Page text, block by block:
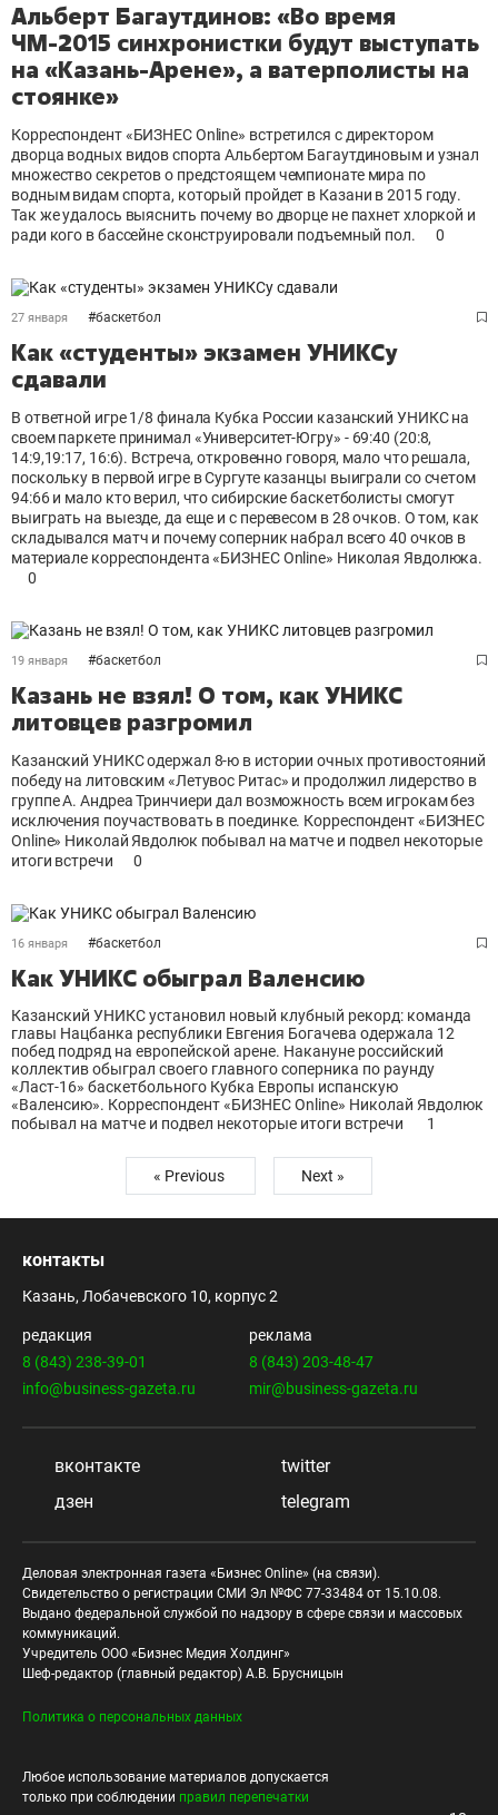
Альберт Багаутдинов: «Во время
ЧМ-2015 синхронистки будут выступать
на «Казань-Арене», а ватерполисты на
стоянке»
Корреспондент «БИЗНЕС Online» встретился с директором
дворца водных видов спорта Альбертом Багаутдиновым и узнал
множество секретов о предстоящем чемпионате мира по
водным видам спорта, который пройдет в Казани в 2015 году.
Так же удалось выяснить почему во дворце не пахнет хлоркой и
ради кого в бассейне сконструировали подъемный пол.
0
27 января #баскетбол
Как «студенты» экзамен УНИКСу
сдавали
В ответной игре 1/8 финала Кубка России казанский УНИКС на
своем паркете принимал «Университет-Югру» - 69:40 (20:8,
14:9,19:17, 16:6). Встреча, откровенно говоря, мало что решала,
поскольку в первой игре в Сургуте казанцы выиграли со счетом
94:66 и мало кто верил, что сибирские баскетболисты смогут
выиграть на выезде, да еще и с перевесом в 28 очков. О том, как
складывался матч и почему соперник набрал всего 40 очков в
материале корреспондента «БИЗНЕС Online» Николая Явдолюка.
0
19 января #баскетбол
Казань не взял! О том, как УНИКС
литовцев разгромил
Казанский УНИКС одержал 8-ю в истории очных противостояний
победу на литовским «Летувос Ритас» и продолжил лидерство в
группе А. Андреа Тринчиери дал возможность всем игрокам без
исключения поучаствовать в поединке. Корреспондент «БИЗНЕС
Online» Николай Явдолюк побывал на матче и подвел некоторые
итоги встречи
0
16 января #баскетбол
Как УНИКС обыграл Валенсию
Казанский УНИКС установил новый клубный рекорд: команда
главы Нацбанка республики Евгения Богачева одержала 12
побед подряд на европейской арене. Накануне российский
коллектив обыграл своего главного соперника по раунду
«Ласт-16» баскетбольного Кубка Европы испанскую
«Валенсию». Корреспондент «БИЗНЕС Online» Николай Явдолюк
побывал на матче и подвел некоторые итоги встречи
1
« Previous Next »
контакты
Казань, Лобачевского 10, корпус 2
редакция
8 (843) 238-39-01
info@business-gazeta.ru
реклама
8 (843) 203-48-47
mir@business-gazeta.ru
вконтакте
twitter
дзен
telegram
Деловая электронная газета «Бизнес Online» (на связи).
Свидетельство о регистрации СМИ Эл №ФС 77-33484 от 15.10.08.
Выдано федеральной службой по надзору в сфере связи и массовых
коммуникаций.
Учредитель ООО «Бизнес Медия Холдинг»
Шеф-редактор (главный редактор) А.В. Брусницын
Политика о персональных данных
Любое использование материалов допускается
только при соблюдении правил перепечатки